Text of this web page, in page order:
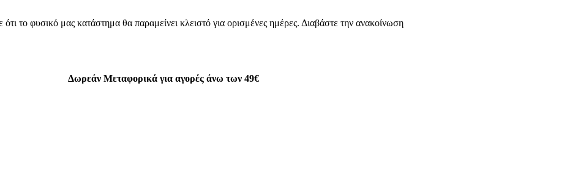
το φυσικό μας κατάστημα θα παραμείνει κλειστό για ορισμένες ημέρες. Διαβάστε την ανακοίνωση
Δωρεάν Μεταφορικά για αγορές άνω των 49€